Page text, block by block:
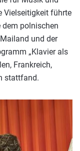
Vielseitigkeit führte
dem polnischen
und der
„Klavier als
Frankreich,
stattfand.